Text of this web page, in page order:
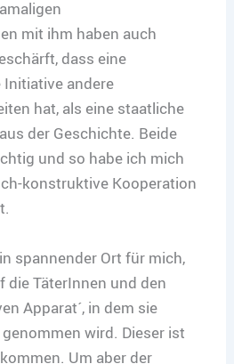
mit ihm haben auch
dass eine
andere
hat, als eine staatliche
der Geschichte. Beide
und so habe ich mich
konstruktive Kooperation
spannender Ort für mich,
die TäterInnen und den
Apparat´, in dem sie
wird. Dieser ist
Um aber der